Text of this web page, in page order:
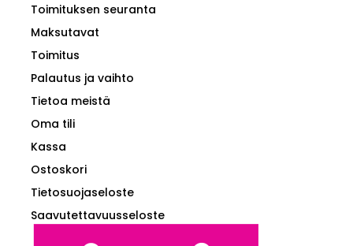
Toimituksen seuranta
Maksutavat
Toimitus
Palautus ja vaihto
Tietoa meistä
Oma tili
Kassa
Ostoskori
Tietosuojaseloste
Saavutettavuusseloste